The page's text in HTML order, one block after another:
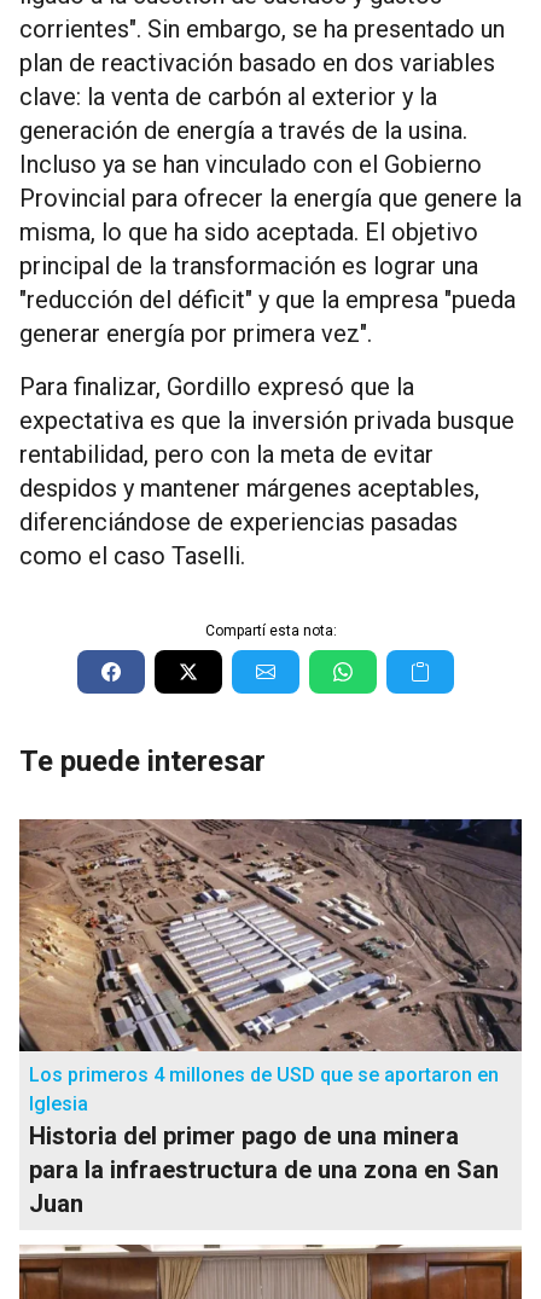
corrientes". Sin embargo, se ha presentado un
plan de reactivación basado en dos variables
clave: la venta de carbón al exterior y la
generación de energía a través de la usina.
Incluso ya se han vinculado con el Gobierno
Provincial para ofrecer la energía que genere la
misma, lo que ha sido aceptada. El objetivo
principal de la transformación es lograr una
"reducción del déficit" y que la empresa "pueda
generar energía por primera vez".
Para finalizar, Gordillo expresó que la
expectativa es que la inversión privada busque
rentabilidad, pero con la meta de evitar
despidos y mantener márgenes aceptables,
diferenciándose de experiencias pasadas
como el caso Taselli.
Compartí esta nota:
Te puede interesar
Los primeros 4 millones de USD que se aportaron en
Iglesia
Historia del primer pago de una minera
para la infraestructura de una zona en San
Juan